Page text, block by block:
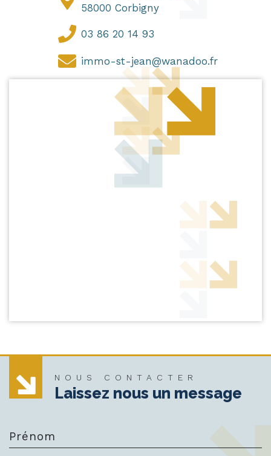
58000 Corbigny
03 86 20 14 93
immo-st-jean@wanadoo.fr
NOUS CONTACTER
Laissez nous un message
Prénom